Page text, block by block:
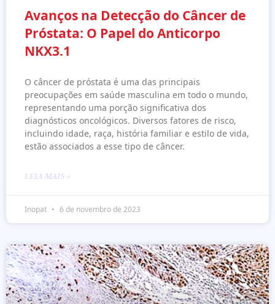
Avanços na Detecção do Câncer de
Próstata: O Papel do Anticorpo
NKX3.1
O câncer de próstata é uma das principais
preocupações em saúde masculina em todo o mundo,
representando uma porção significativa dos
diagnósticos oncológicos. Diversos fatores de risco,
incluindo idade, raça, história familiar e estilo de vida,
estão associados a esse tipo de câncer.
LEIA MAIS »
Inopat 6 de novembro de 2023